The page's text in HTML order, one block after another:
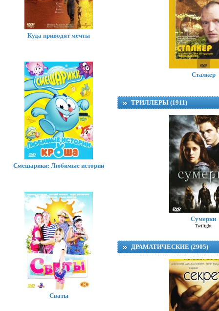
Сталкер
ТРИЛЛЕРЫ (1911)
Сумерки
Twilight
ДРАМАТИЧЕСКИЕ (2905)
Куда приводят мечты
Смешарики: Любимые истории
Сваты